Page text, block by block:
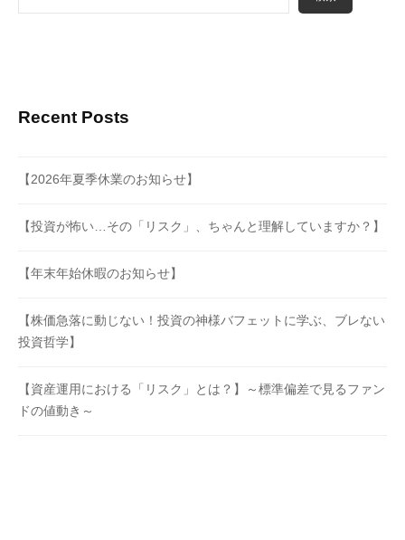
Recent Posts
【2026年夏季休業のお知らせ】
【投資が怖い…その「リスク」、ちゃんと理解していますか？】
【年末年始休暇のお知らせ】
【株価急落に動じない！投資の神様バフェットに学ぶ、ブレない
投資哲学】
【資産運用における「リスク」とは？】～標準偏差で見るファン
ドの値動き～